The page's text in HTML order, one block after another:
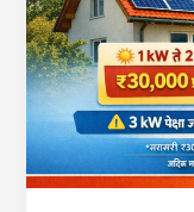
सहाय्य
(Subsidy)
मिळते?